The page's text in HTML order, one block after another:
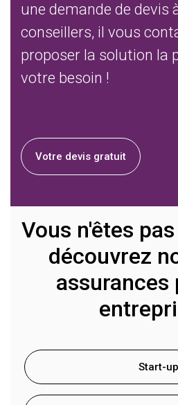
une demande de devis
conseillers, il vous
proposer la solution la
votre besoin !
Votre devis gratuit
Vous n'êtes
découvrez
assurances
Start-up